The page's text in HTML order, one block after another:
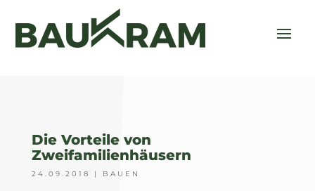
Die Vorteile von
Zweifamilienhäusern
24.09.2018 | BAUEN